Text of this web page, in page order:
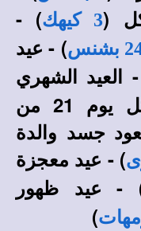
(3 كيهك
) -
بشنس
) - عيد
العيد الشهري
للعذراء الثيئوطوكوس (كل يوم 21 من
جسد والدة
) - عيد معجزة
- عيد ظهور
)